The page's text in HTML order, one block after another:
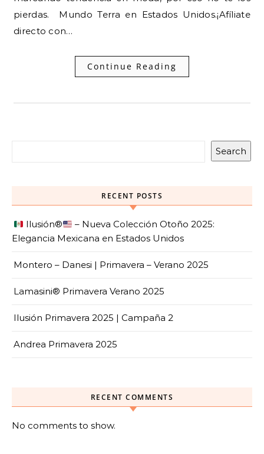
pierdas. Mundo Terra en Estados Unidos.¡Afíliate
directo con…
Continue Reading
Search
RECENT POSTS
Ilusión®️
– Nueva Colección Otoño 2025:
Elegancia Mexicana en Estados Unidos
Montero – Danesi | Primavera – Verano 2025
Lamasini® Primavera Verano 2025
Ilusión Primavera 2025 | Campaña 2
Andrea Primavera 2025
RECENT COMMENTS
No comments to show.